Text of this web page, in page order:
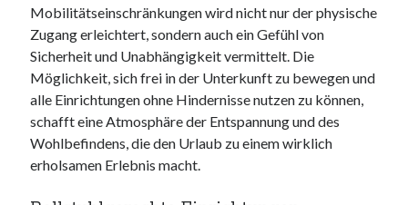
Mobilitätseinschränkungen wird nicht nur der physische
Zugang erleichtert, sondern auch ein Gefühl von
Sicherheit und Unabhängigkeit vermittelt. Die
Möglichkeit, sich frei in der Unterkunft zu bewegen und
alle Einrichtungen ohne Hindernisse nutzen zu können,
schafft eine Atmosphäre der Entspannung und des
Wohlbefindens, die den Urlaub zu einem wirklich
erholsamen Erlebnis macht.